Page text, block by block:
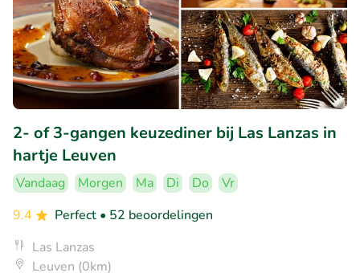
2- of 3-gangen keuzediner bij Las Lanzas in
hartje Leuven
Vandaag Morgen Ma Di Do
Vr
9.4
Perfect • 52 beoordelingen
Las Lanzas
Leuven (0km)